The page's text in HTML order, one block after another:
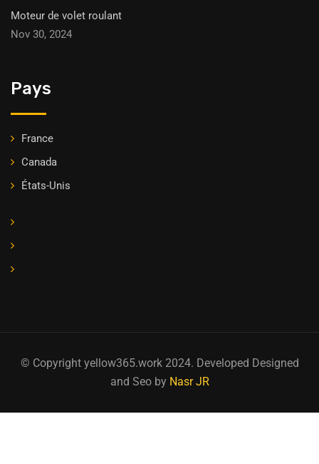
Moteur de volet roulant
Nov 30, 2024
Pays
France
Canada
États-Unis
© Copyright yellow365.work 2024. Developed Designed
and Seo by Nasr JR